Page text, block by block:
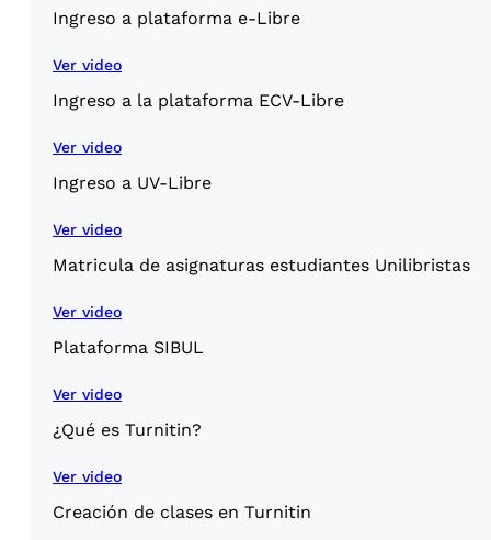
Ingreso a plataforma e-Libre
Ver video
Ingreso a la plataforma ECV-Libre
Ver video
Ingreso a UV-Libre
Ver video
Matricula de asignaturas estudiantes Unilibristas
Ver video
Plataforma SIBUL
Ver video
¿Qué es Turnitin?
Ver video
Creación de clases en Turnitin